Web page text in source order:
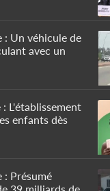
: Un véhicule de
avec un
L'établissement
enfants dès
: Présumé